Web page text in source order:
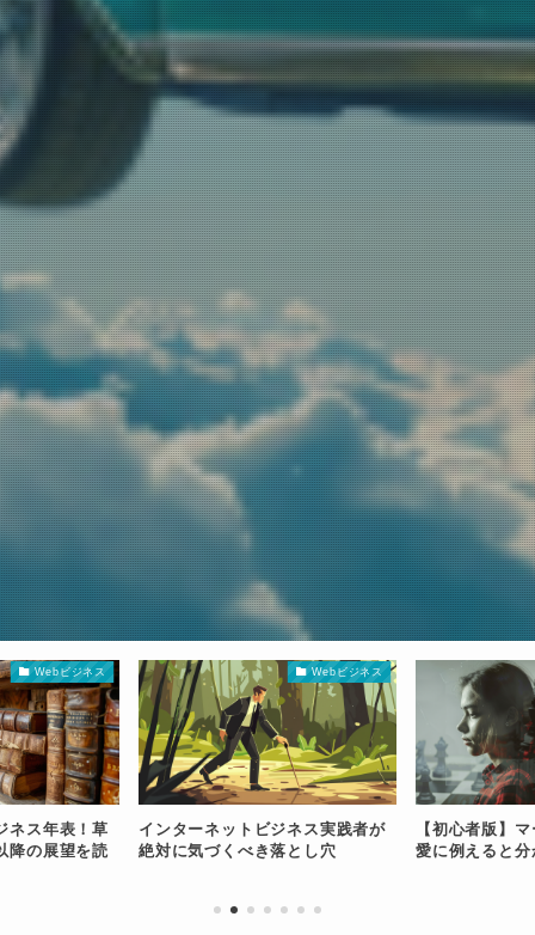
Webビジネス
ネス年表！草
降の展望を読
Webビジネス
インターネットビジネス実践者が
絶対に気づくべき落とし穴
【初心者版】
愛に例えると